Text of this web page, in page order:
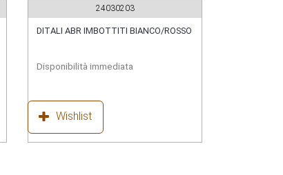
24030203
DITALI ABR IMBOTTITI BIANCO/ROSSO
Disponibilità immediata
Wishlist